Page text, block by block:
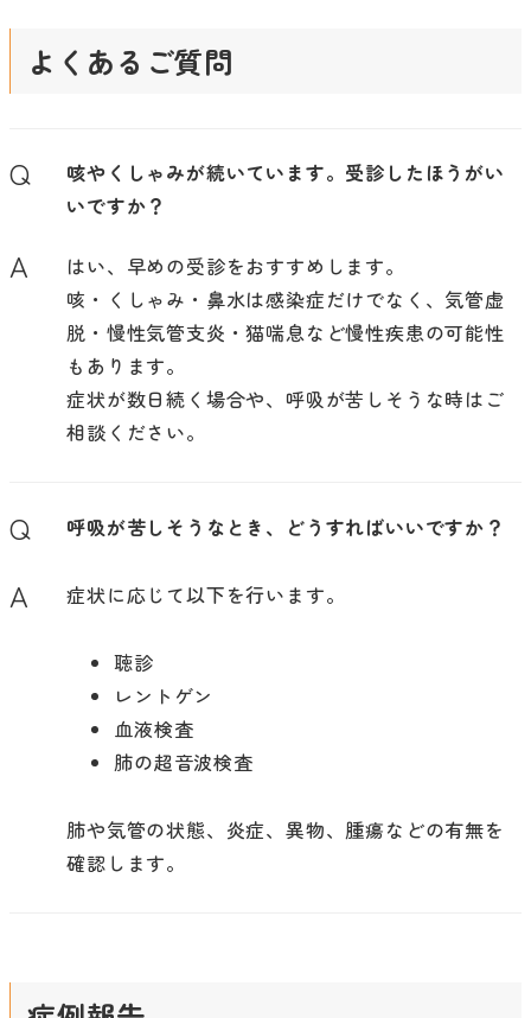
よくあるご質問
Q
咳やくしゃみが続いています。受診したほうがい
いですか？
A
はい、早めの受診をおすすめします。
咳・くしゃみ・鼻水は感染症だけでなく、気管虚
脱・慢性気管支炎・猫喘息など慢性疾患の可能性
もあります。
症状が数日続く場合や、呼吸が苦しそうな時はご
相談ください。
Q 呼吸が苦しそうなとき、どうすればいいですか？
A 症状に応じて以下を行います。
聴診
レントゲン
血液検査
肺の超音波検査
肺や気管の状態、炎症、異物、腫瘍などの有無を
確認します。